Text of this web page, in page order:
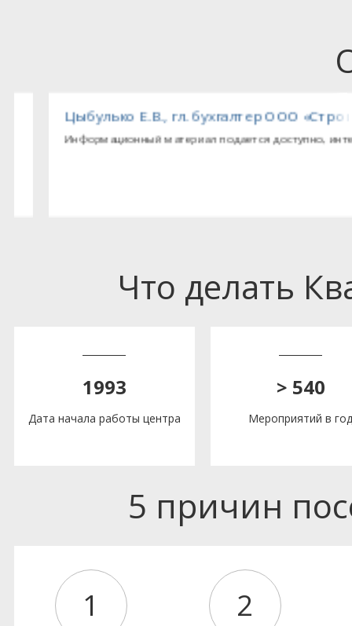
Цыбулько Е.В., гл. бухгалтер ООО
Информационный материал подается доступно,
Что делать
1993
Дата начала работы центра
> 540
Мероприятий в год
5 причин
1 2